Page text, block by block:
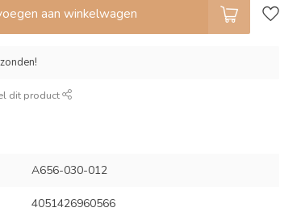
aan winkelwagen
dit product
A656-030-012
4051426960566